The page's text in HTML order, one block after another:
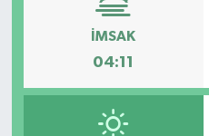
İMSAK
04:11
Video Galeri